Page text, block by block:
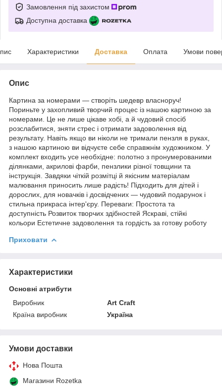
Замовлення під захистом
Доступна доставка
Характеристики Доставка Оплата Умови
Опис
Картина за номерами — створіть шедевр власноруч!
Пориньте у захопливий творчий процес із нашою картиною за
номерами. Це не лише цікаве хобі, а й чудовий спосіб
розслабитися, зняти стрес і отримати задоволення від
результату. Навіть якщо ви ніколи не тримали пензля в руках,
з нашою картиною ви відчуєте себе справжнім художником. У
комплект входить усе необхідне: полотно з пронумерованими
ділянками, акрилові фарби, пензлики різної товщини та
інструкція. Завдяки чіткій розмітці й якісним матеріалам
малювання приносить лише радість! Підходить для дітей і
дорослих, для новачків і досвідчених — чудовий подарунок і
стильна прикраса інтер'єру. Переваги: Простота та
доступність Розвиток творчих здібностей Яскраві, стійкі
кольори Естетичне задоволення та гордість за готову роботу
Приховати
Характеристики
Основні атрибути
Виробник
Art Craft
Країна виробник
Україна
Умови доставки
Нова Пошта
Магазини Rozetka